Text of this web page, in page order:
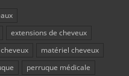
extensions de cheveux
matériel cheveux
perruque médicale